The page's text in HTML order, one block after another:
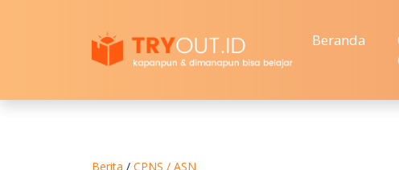
Beranda
Berita / CPNS / ASN